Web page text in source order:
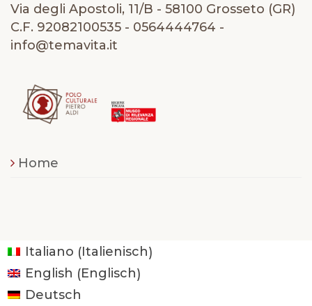
Via degli Apostoli, 11/B - 58100 Grosseto (GR)
C.F. 92082100535 - 0564444764 -
info@temavita.it
Home
Italiano (Italienisch)
English (Englisch)
Deutsch